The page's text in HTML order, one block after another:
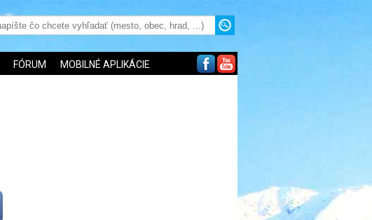
FÓRUM MOBILNÉ APLIKÁCIE